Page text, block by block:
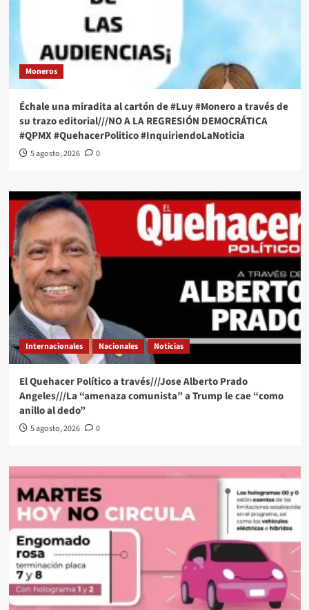
Moneros
Échale una miradita al cartón de #Luy #Monero a través de
su trazo editorial///NO A LA REGRESIÓN DEMOCRÁTICA
#QPMX #QuehacerPolitico #InquiriendoLaNoticia
5 agosto, 2026 0
Internacionales Nacionales Noticias
El Quehacer Político a través///Jose Alberto Prado
Angeles///La “amenaza comunista” a Trump le cae “como
anillo al dedo”
5 agosto, 2026 0